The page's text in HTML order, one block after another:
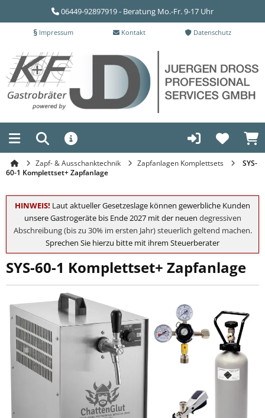
06449-92897919 - Beratung Mo.-Fr. 9-17 Uhr
Impressum Kontakt Datenschutz
Zapf- & Ausschanktechnik Zapfanlagen Komplettsets
SYS-
60-1 Komplettset+ Zapfanlage
HINWEIS! Laut aktueller Gesetzeslage können gewerbliche Kunden
unsere Gastrogeräte bis Ende 2027 mit der neuen degressiven
Abschreibung (bis zu 30% im ersten Jahr) steuerlich geltend machen.
Sprechen Sie hierzu bitte mit ihrem Steuerberater
SYS-60-1 Komplettset+ Zapfanlage